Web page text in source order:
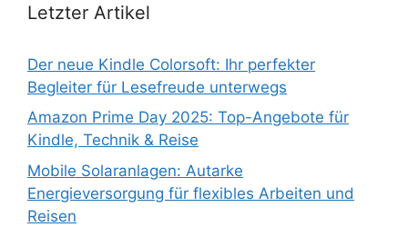
Letzter Artikel
Der neue Kindle Colorsoft: Ihr perfekter
Begleiter für Lesefreude unterwegs
Amazon Prime Day 2025: Top-Angebote für
Kindle, Technik & Reise
Mobile Solaranlagen: Autarke
Energieversorgung für flexibles Arbeiten und
Reisen